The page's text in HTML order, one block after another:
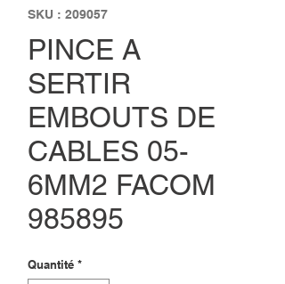
SKU : 209057
PINCE A
SERTIR
EMBOUTS DE
CABLES 05-
6MM2 FACOM
985895
Quantité *